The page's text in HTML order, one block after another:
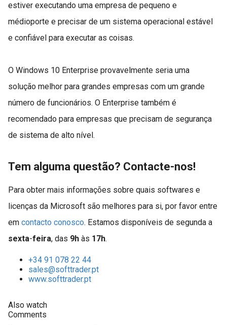
estiver executando uma empresa de pequeno e
médioporte e precisar de um sistema operacional estável
e confiável para executar as coisas.
O Windows 10 Enterprise provavelmente seria uma
solução melhor para grandes empresas com um grande
número de funcionários. O Enterprise também é
recomendado para empresas que precisam de segurança
de sistema de alto nível.
Tem alguma questão? Contacte-nos!
Para obter mais informações sobre quais softwares e
licenças da Microsoft são melhores para si, por favor entre
em contacto conosco. Estamos disponíveis de segunda a
sexta-feira, das 9h às 17h.
+34 91 078 22 44
sales@softtrader.pt
www.softtrader.pt
Also watch
Comments